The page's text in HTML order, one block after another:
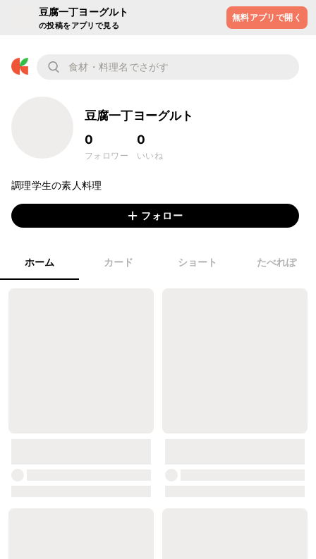
豆腐一丁ヨーグルト
の投稿をアプリで見る
無料アプリで開く
豆腐一丁ヨーグルト
0
フォロワー
0
いいね
調理学生の素人料理
フォロー
ホーム カード ショート たべれぽ